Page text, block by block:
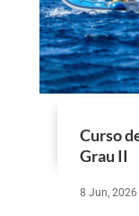
Curso
Grau II
8 Jun, 2026